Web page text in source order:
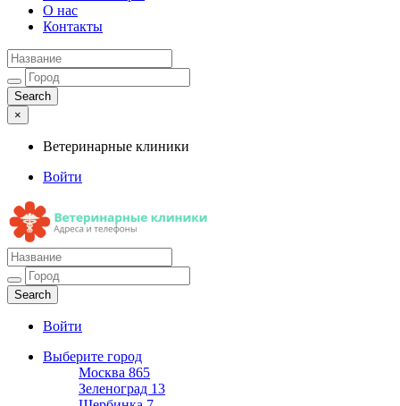
О нас
Контакты
×
Ветеринарные клиники
Войти
Ветеринарные клиники
Адреса и телефоны
Войти
Выберите город
Москва 865
Зеленоград 13